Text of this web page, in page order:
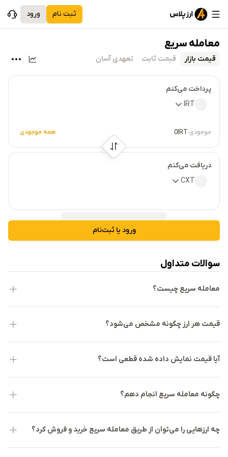
ثبت نام ورود
معامله سریع
قیمت بازار قیمت ثابت تعهدی آسان
پرداخت می‌کنم
IRT
موجودی:IRT
0 همه موجودی
دریافت می‌کنم
CXT
ورود یا ثبت‌نام
سوالات متداول
معامله سریع چیست؟
قیمت هر ارز چگونه مشخص می‌شود؟
آیا قیمت نمایش داده شده قطعی است؟
چگونه معامله سریع انجام دهم؟
چه ارزهایی را می‌توان از طریق معامله سریع خرید و فروش کرد؟